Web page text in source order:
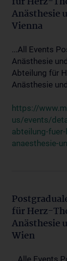
Anästhesie
Vienna
...All Events
Anästhesie
Abteilung für
Anästhesie
https://
us/events/
abteilung-
anaesthesie-
für Herz-
Anästhesie
Wien
...Alle Events